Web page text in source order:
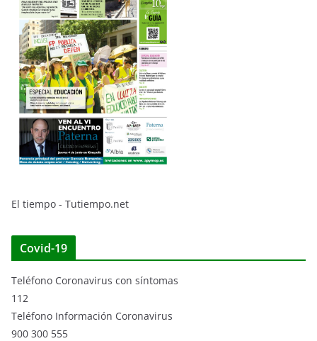
El tiempo - Tutiempo.net
Covid-19
Teléfono Coronavirus con síntomas
112
Teléfono Información Coronavirus
900 300 555